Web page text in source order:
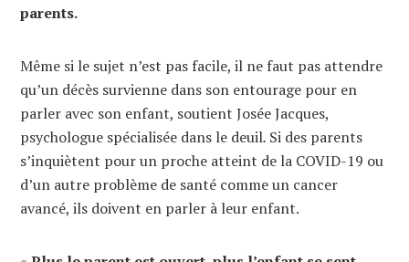
parents.
Même si le sujet n’est pas facile, il ne faut pas attendre
qu’un décès survienne dans son entourage pour en
parler avec son enfant, soutient Josée Jacques,
psychologue spécialisée dans le deuil. Si des parents
s’inquiètent pour un proche atteint de la COVID-19 ou
d’un autre problème de santé comme un cancer
avancé, ils doivent en parler à leur enfant.